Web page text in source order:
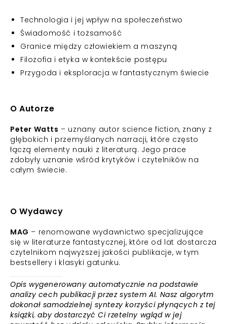
Technologia i jej wpływ na społeczeństwo
Świadomość i tożsamość
Granice między człowiekiem a maszyną
Filozofia i etyka w kontekście postępu
Przygoda i eksploracja w fantastycznym świecie
O Autorze
Peter Watts – uznany autor science fiction, znany z
głębokich i przemyślanych narracji, które często
łączą elementy nauki z literaturą. Jego prace
zdobyły uznanie wśród krytyków i czytelników na
całym świecie.
O Wydawcy
MAG – renomowane wydawnictwo specjalizujące
się w literaturze fantastycznej, które od lat dostarcza
czytelnikom najwyższej jakości publikacje, w tym
bestsellery i klasyki gatunku.
Opis wygenerowany automatycznie na podstawie
analizy cech publikacji przez system AI. Nasz algorytm
dokonał samodzielnej syntezy korzyści płynących z tej
książki, aby dostarczyć Ci rzetelny wgląd w jej